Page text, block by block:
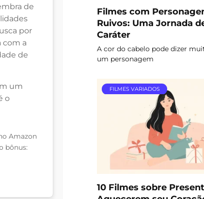
de
por
com a
de
um
o
Amazon
bônus:
Filmes com
Ruivos: Uma Jornada
Caráter
A cor do cabelo pode dizer
um personagem
FILMES VARIADOS
10 Filmes sobre